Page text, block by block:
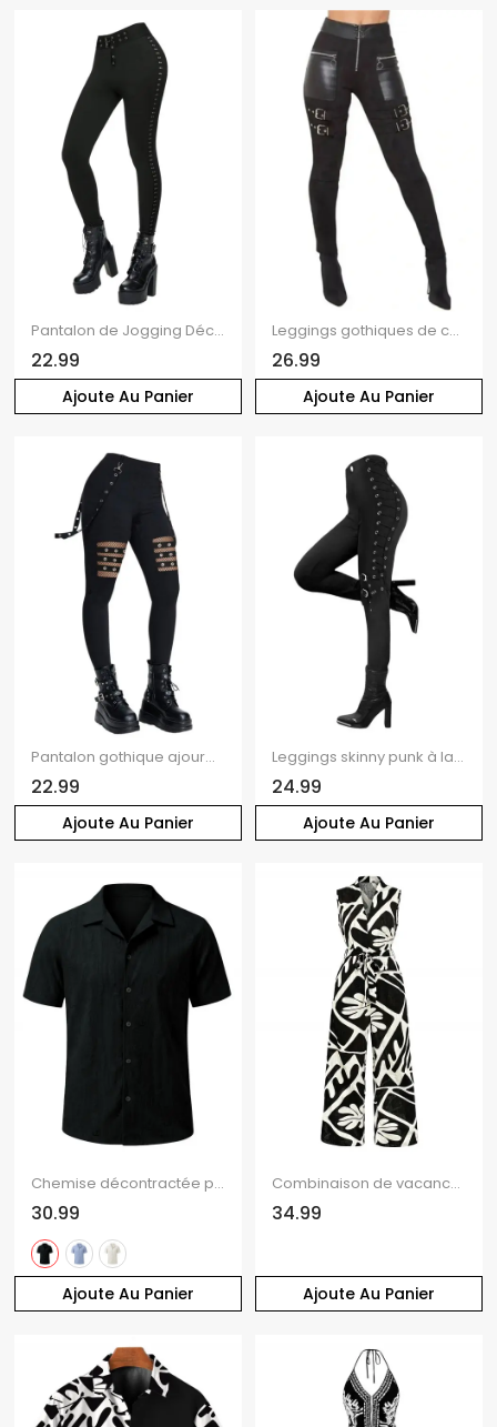
Ajoute Au Panier
Pantalon de Jogging Décontracté Long Bouclé en Couleur Unie avec Rivet à Œillet
22.99
Ajoute Au Panier
Leggings gothiques de couleur unie avec fermeture éclair et anneau en O et sangle à boucle
26.99
Ajoute Au Panier
Pantalon gothique ajouré de couleur unie avec œillets et chaîne embellie, pantalon skinny long taille haute
22.99
Ajoute Au Panier
Leggings skinny punk à lacets et boucle à œillets, taille élastique
24.99
Ajoute Au Panier
Chemise décontractée pour homme, texture jacquard, couleur unie, boutonnée
30.99
Ajoute Au Panier
Combinaison de vacances vintage à imprimé géométrique monochrome de feuilles et col en V noué
34.99